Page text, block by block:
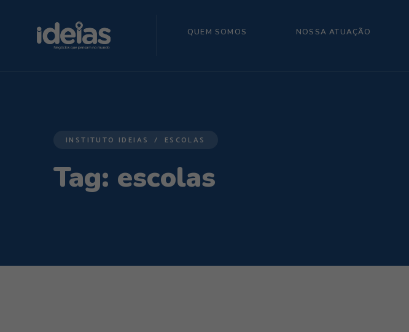
QUEM SOMOS NOSSA ATUAÇÃO
INSTITUTO IDEIAS ESCOLAS
Tag: escolas